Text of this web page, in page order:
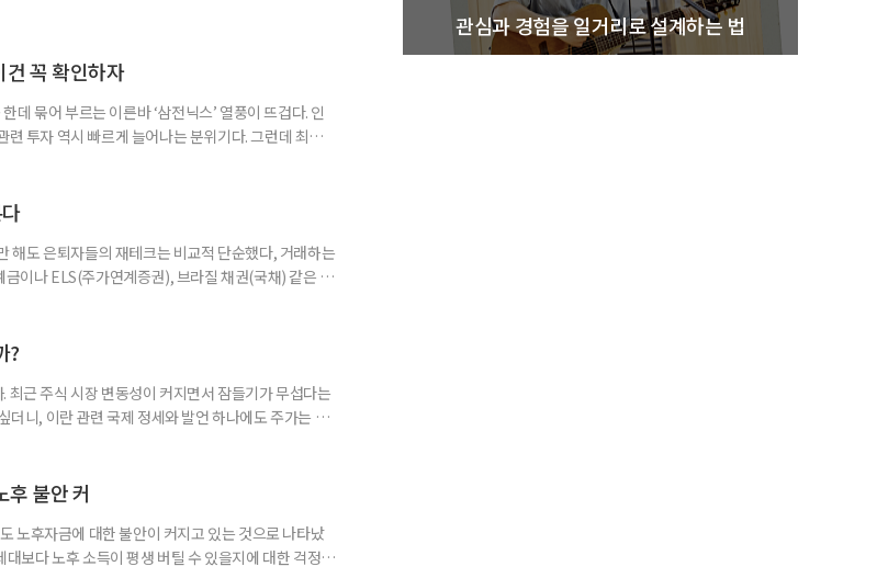
꼭 확인하자
데 묶어 부르는 이른바 ‘삼전닉스’ 열풍이 뜨겁다. 인
투자 역시 빠르게 늘어나는 분위기다. 그런데 최근
. 수익도 2배, 손실도 2배… 레버리지의 두 얼
해도 은퇴자들의 재테크는 비교적 단순했다, 거래하는
이나 ELS(주가연계증권), 브라질 채권(국채) 같은 고
퇴직연금) 계좌를 직접 손보기 시작했
?
근 주식 시장 변동성이 커지면서 잠들기가 무섭다는
니, 이란 관련 국제 정세와 발언 하나에도 주가는 오
에게 ‘매달 들어오는 돈’이라는 점에서 다시 주목
후 불안 커
노후자금에 대한 불안이 커지고 있는 것으로 나타났
보다 노후 소득이 평생 버틸 수 있을지에 대한 걱정이
관심과 경험을 일거리로 설계하는 법